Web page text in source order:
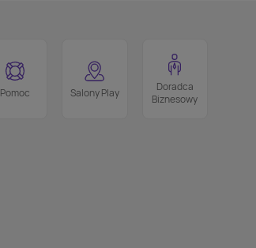
Pomoc Salony Play
Doradca
Biznesowy